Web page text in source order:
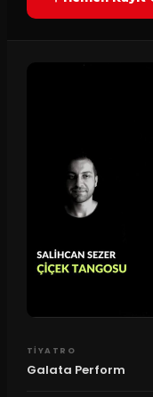
TIYATRO
Galata Perform